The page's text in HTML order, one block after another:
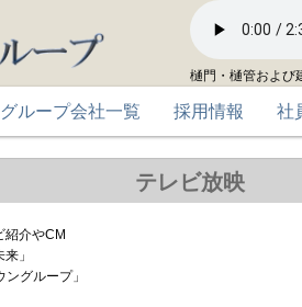
樋門・樋管および
グループ会社一覧 採用情報 社
テレビ放映
紹介やCM
」
グループ」